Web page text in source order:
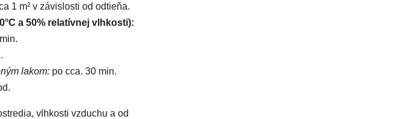
1 m² v závislosti od odtieňa.
a 50% relatívnej vlhkosti):
lakom: po cca. 30 min.
vlhkosti vzduchu a od